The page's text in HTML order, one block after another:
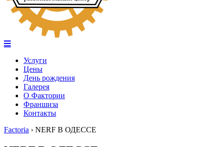
Услуги
Цены
День рождения
Галерея
О Фактории
Франшиза
Контакты
Factoria › NERF В ОДЕССЕ